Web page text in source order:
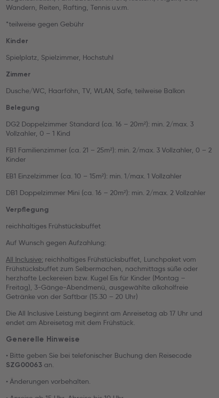
Wandern, Reiten, Rafting, Tennis u.v.m.
*teilweise gegen Gebühr
Kinder
Spielplatz, Spielzimmer, Hochstuhl
Zimmer
Dusche/WC, Haarföhn, TV, WLAN, Safe, teilweise Balkon
Belegung
DG2 Doppelzimmer Standard (ca. 16 – 20m²): min. 2/max. 3
Vollzahler, 0 – 1 Kind
FB1 Familienzimmer (ca. 21 – 25m²): min. 2/max. 3 Vollzahler, 0 – 2
Kinder
EB1 Einzelzimmer (ca. 10 – 15m²): min. 1/max. 1 Vollzahler
DB1 Doppelzimmer Mini (ca. 16 – 20m²): min. 2/max. 2 Vollzahler
Verpflegung
reichhaltiges Frühstücksbuffet
Auf Wunsch gegen Aufzahlung:
All Inclusive: reichhaltiges Frühstücksbuffet, Lunchpaket vom
Frühstücksbuffet zum Selbermachen, nachmittags süße oder
herzhafte Leckereien bzw. Kugel Eis für Kinder (Montag –
Freitag), 3-Gänge-Abendmenü, ausgewählte alkoholfreie
Getränke von der Saftbar (15.30 – 20 Uhr)
Die All Inclusive Leistung beginnt am Anreisetag ab 17 Uhr und
endet am Abreisetag mit dem Frühstück.
Generelle Hinweise
• Bitte geben Sie bei telefonischer Buchung den Reisecode
SZG00063 an.
• Änderungen vorbehalten.